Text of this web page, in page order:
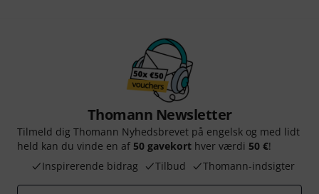
Thomann Newsletter
Tilmeld dig Thomann Nyhedsbrevet på engelsk og med lidt
held kan du vinde en af 50 gavekort hver værdi 50 €!
Inspirerende bidrag
Tilbud Thomann-indsigter